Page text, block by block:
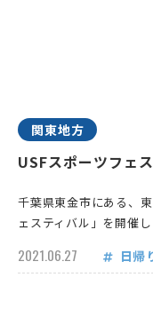
関東地方
USFスポーツフェ
千葉県東金市にある、
ェスティバル」を開催し
2021.06.27 日帰